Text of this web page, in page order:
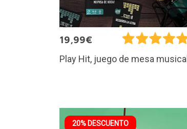
19,99€
Play Hit, juego de mesa musical
20% DESCUENTO